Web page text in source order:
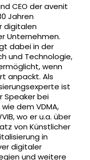
CEO der avenit
Jahren
digitalen
Unternehmen.
dabei in der
und Technologie,
wenn
anpackt. Als
ist
Speaker bei
dem VDMA,
wo er u.a. über
von Künstlicher
in
digitaler
und weitere